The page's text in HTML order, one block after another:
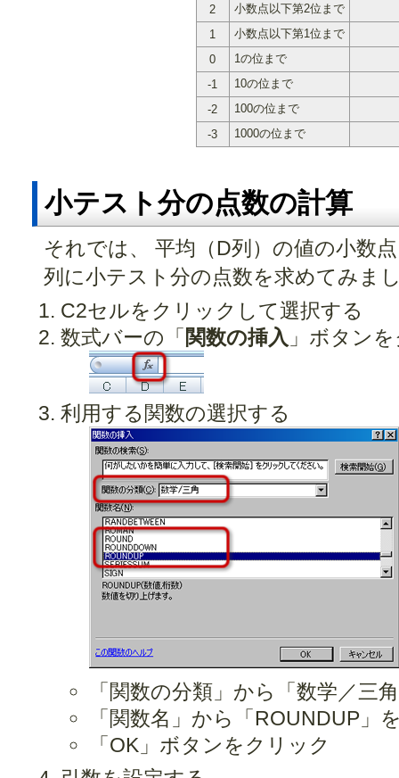
2
小数点以下第2位まで
1
小数点以下第1位まで
0
1の位まで
-1
10の位まで
-2
100の位まで
-3
1000の位まで
小テスト分の点数の計算
それでは、 平均（D列）の値の小数
列に小テスト分の点数を求めてみま
C2セルをクリックして選択する
数式バーの「関数の挿入 」ボタン
利用する関数の選択する
「関数の分類」から「数学／三
「関数名」から「ROUNDUP」
「OK」ボタンをクリック